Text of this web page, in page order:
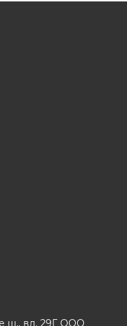
ш., вл. 29Г ООО